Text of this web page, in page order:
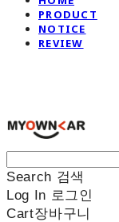
PRODUCT
NOTICE
REVIEW
Search 검색
Log In 로그인
Cart장바구니